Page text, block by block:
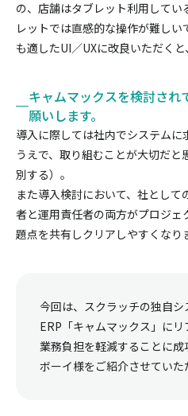
の、店舗はタブレット利用して
レットでは直感的な操作が難し
も適したUI／UXに改良いただく
キャムマックスを検討さ
願いします。
導入に際しては社内でシステム
うえで、取り組むことが大切だ
別する）。
また導入検討において、社とし
者と運用責任者の両方がプロジ
題点を共有しクリアしやすくなり
今回は、スクラッチの独自
ERP「キャムマックス」にリ
業務負担を軽減することに
ボーイ様をご紹介させていた